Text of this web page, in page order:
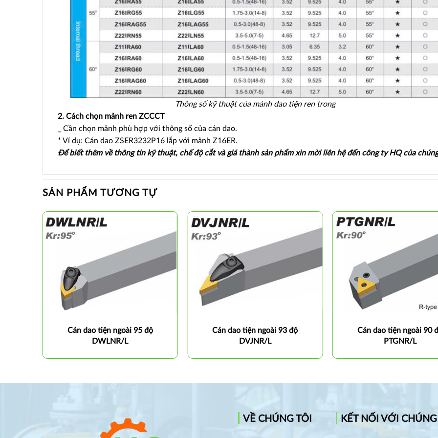
Thông số kỹ thuật của mảnh dao tiện ren trong
2. Cách chọn mảnh ren ZCCCT
_ Cần chọn mảnh phù hợp với thông số của cán dao.
* Ví dụ: Cán dao ZSER3232P16 lắp với mảnh Z16ER.
Để biết thêm về thông tin kỹ thuật, chế độ cắt và giá thành sản phẩm xin mời liên hệ đến công ty HQ của
SẢN PHẨM TƯƠNG TỰ
Cán dao tiện ngoài 95 độ
DWLNR/L
Cán dao tiện ngoài 93 độ
DVJNR/L
Cán dao tiện ngoài 90
PTGNR/L
VỀ CHÚNG TÔI KẾT NỐI VỚI